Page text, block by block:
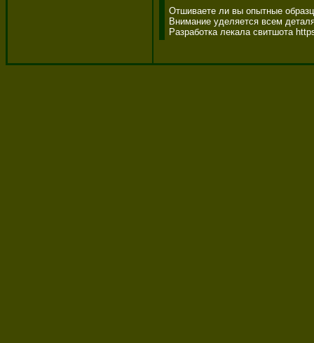
Отшиваете ли вы опытные
Внимание уделяется всем
Разработка лекала свитшота